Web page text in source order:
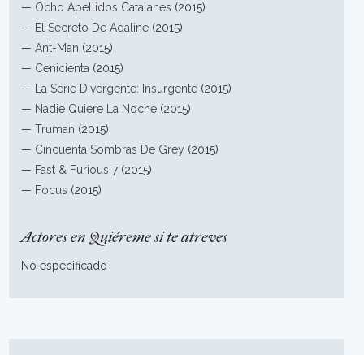
— Ocho Apellidos Catalanes (2015)
— El Secreto De Adaline (2015)
—Ant-Man (2015)
— Cenicienta (2015)
—
La Serie Divergente: Insurgente (2015)
— Nadie Quiere La Noche (2015)
—Truman (2015)
— Cincuenta Sombras De Grey (2015)
— Fast & Furious 7 (2015)
— Focus (2015)
Actores en Quiéreme si te atreves
No especificado